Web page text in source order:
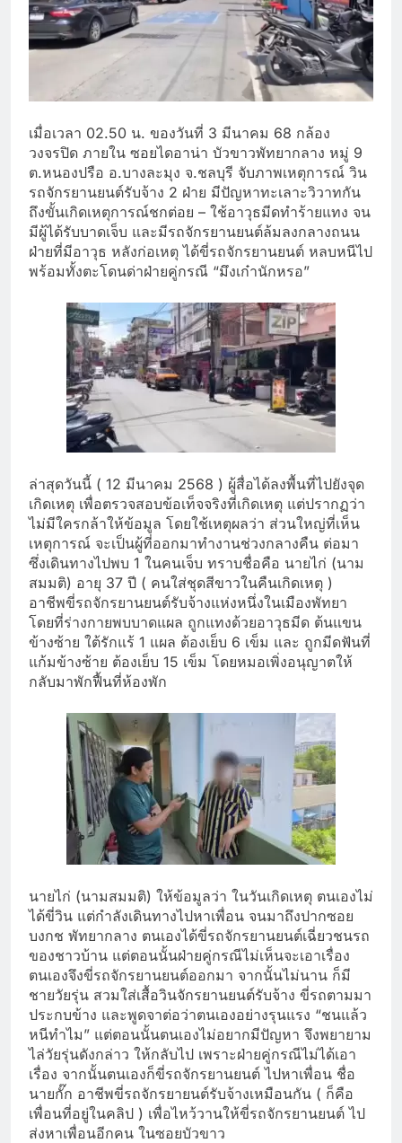
เมื่อเวลา 02.50 น. ของวันที่ 3 มีนาคม 68 กล้อง
วงจรปิด ภายใน ซอยไดอาน่า บัวขาวพัทยากลาง หมู่ 9
ต.หนองปรือ อ.บางละมุง จ.ชลบุรี จับภาพเหตุการณ์ วิน
รถจักรยานยนต์รับจ้าง 2 ฝ่าย มีปัญหาทะเลาะวิวาทกัน
ถึงขั้นเกิดเหตุการณ์ชกต่อย – ใช้อาวุธมีดทำร้ายแทง จน
มีผู้ได้รับบาดเจ็บ และมีรถจักรยานยนต์ล้มลงกลางถนน
ฝ่ายที่มีอาวุธ หลังก่อเหตุ ได้ขี่รถจักรยานยนต์ หลบหนีไป
พร้อมทั้งตะโดนด่าฝ่ายคู่กรณี “มึงเก๋านักหรอ”
ล่าสุดวันนี้ ( 12 มีนาคม 2568 ) ผู้สื่อได้ลงพื้นที่ไปยังจุด
เกิดเหตุ เพื่อตรวจสอบข้อเท็จจริงที่เกิดเหตุ แต่ปรากฏว่า
ไม่มีใครกล้าให้ข้อมูล โดยใช้เหตุผลว่า ส่วนใหญ่ที่เห็น
เหตุการณ์ จะเป็นผู้ที่ออกมาทำงานช่วงกลางคืน ต่อมา
ซึ่งเดินทางไปพบ 1 ในคนเจ็บ ทราบชื่อคือ นายไก่ (นาม
สมมติ) อายุ 37 ปี ( คนใส่ชุดสีขาวในคืนเกิดเหตุ )
อาชีพขี่รถจักรยานยนต์รับจ้างแห่งหนึ่งในเมืองพัทยา
โดยที่ร่างกายพบบาดแผล ถูกแทงด้วยอาวุธมีด ต้นแขน
ข้างซ้าย ใต้รักแร้ 1 แผล ต้องเย็บ 6 เข็ม และ ถูกมีดฟันที่
แก้มข้างซ้าย ต้องเย็บ 15 เข็ม โดยหมอเพิ่งอนุญาตให้
กลับมาพักฟื้นที่ห้องพัก
นายไก่ (นามสมมติ) ให้ข้อมูลว่า ในวันเกิดเหตุ ตนเองไม่
ได้ขี่วิน แต่กำลังเดินทางไปหาเพื่อน จนมาถึงปากซอย
บงกช พัทยากลาง ตนเองได้ขี่รถจักรยานยนต์เฉี่ยวชนรถ
ของชาวบ้าน แต่ตอนนั้นฝ่ายคู่กรณีไม่เห็นจะเอาเรื่อง
ตนเองจึงขี่รถจักรยานยนต์ออกมา จากนั้นไม่นาน ก็มี
ชายวัยรุ่น สวมใส่เสื้อวินจักรยานยนต์รับจ้าง ขี่รถตามมา
ประกบข้าง และพูดจาต่อว่าตนเองอย่างรุนแรง “ชนแล้ว
หนีทำไม” แต่ตอนนั้นตนเองไม่อยากมีปัญหา จึงพยายาม
ไล่วัยรุ่นดังกล่าว ให้กลับไป เพราะฝ่ายคู่กรณีไม่ได้เอา
เรื่อง จากนั้นตนเองก็ขี่รถจักรยานยนต์ ไปหาเพื่อน ชื่อ
นายกั๊ก อาชีพขี่รถจักรยายนต์รับจ้างเหมือนกัน ( ก็คือ
เพื่อนที่อยู่ในคลิป ) เพื่อไหว้วานให้ขี่รถจักรยานยนต์ ไป
ส่งหาเพื่อนอีกคน ในซอยบัวขาว